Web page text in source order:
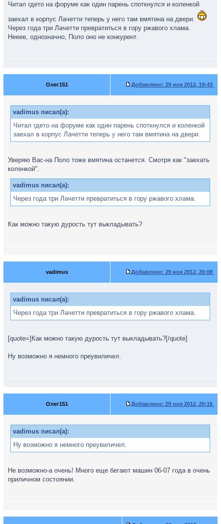
Читал гдето на форуме как один парень споткнулся и коленкой
заехал в корпус Лачетти теперь у него там вмятина на двери.
Через года три Лачетти превратиться в гору ржавого хлама.
Нееее, однозначно, Поло оно не конкурент.
Олег151 Добавлено: 29 ноя 2012, 19:43
vadimus писал(а):
Читал гдето на форуме как один парень споткнулся и коленкой
заехал в корпус Лачетти теперь у него там вмятина на двери.
Уверяю Вас-на Поло тоже вмятина останется. Смотря как "заехать
коленкой".
vadimus писал(а):
Через года три Лачетти превратиться в гору ржавого хлама.
Как можно такую дурость тут выкладывать?
vadimus Добавлено: 29 ноя 2012, 20:08
vadimus писал(а):
Через года три Лачетти превратиться в гору ржавого хлама.
[quote=]Как можно такую дурость тут выкладывать?[/quote]
Ну возможно я немного преувиличел.
Олег151 Добавлено: 29 ноя 2012, 20:15
vadimus писал(а):
Ну возможно я немного преувиличел.
Не возможно-а очень! Много еще бегают машин 06-07 года в очень
приличном состоянии.